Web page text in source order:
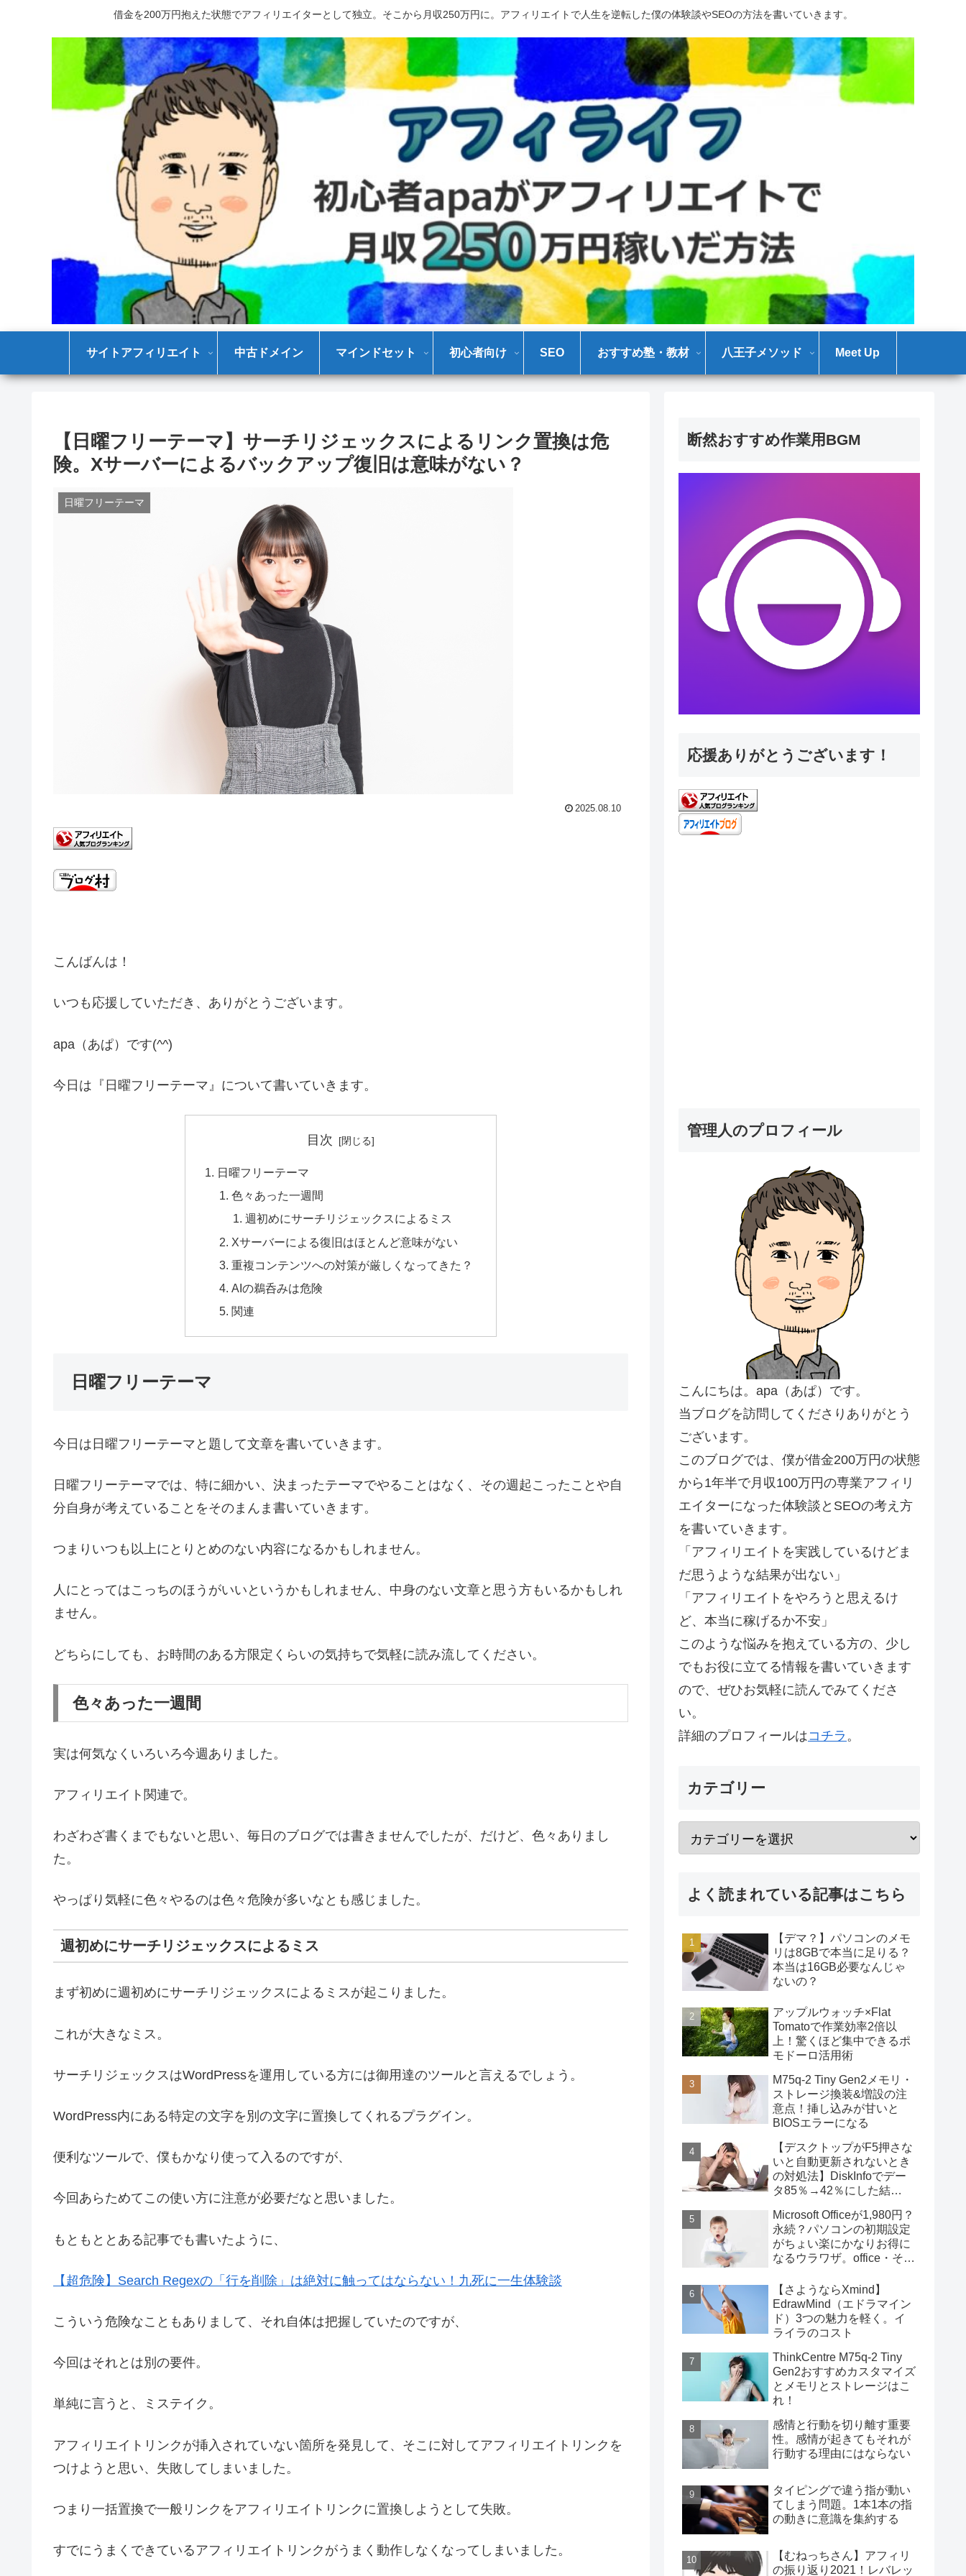
借金を200万円抱えた状態でアフィリエイターとして独立。そこから月収250万円に。アフィリエイトで人生を逆転した僕の体験談やSEOの方法を書いていきます。
サイトアフィリエイト 中古ドメイン マインドセット 初心者向け SEO おすすめ塾・教材 八王子メソッド Meet Up
【日曜フリーテーマ】サーチリジェックスによるリンク置換は危
険。Xサーバーによるバックアップ復旧は意味がない？
日曜フリーテーマ
2025.08.10
こんばんは！
いつも応援していただき、ありがとうございます。
apa（あぱ）です(^^)
今日は『日曜フリーテーマ』について書いていきます。
目次
日曜フリーテーマ
色々あった一週間
週初めにサーチリジェックスによるミス
Xサーバーによる復旧はほとんど意味がない
重複コンテンツへの対策が厳しくなってきた？
AIの鵜呑みは危険
関連
日曜フリーテーマ
今日は日曜フリーテーマと題して文章を書いていきます。
日曜フリーテーマでは、特に細かい、決まったテーマでやることはなく、その週起こったことや自
分自身が考えていることをそのまんま書いていきます。
つまりいつも以上にとりとめのない内容になるかもしれません。
人にとってはこっちのほうがいいというかもしれません、中身のない文章と思う方もいるかもしれ
ません。
どちらにしても、お時間のある方限定くらいの気持ちで気軽に読み流してください。
色々あった一週間
実は何気なくいろいろ今週ありました。
アフィリエイト関連で。
わざわざ書くまでもないと思い、毎日のブログでは書きませんでしたが、だけど、色々ありまし
た。
やっぱり気軽に色々やるのは色々危険が多いなとも感じました。
週初めにサーチリジェックスによるミス
まず初めに週初めにサーチリジェックスによるミスが起こりました。
これが大きなミス。
サーチリジェックスはWordPressを運用している方には御用達のツールと言えるでしょう。
WordPress内にある特定の文字を別の文字に置換してくれるプラグイン。
便利なツールで、僕もかなり使って入るのですが、
今回あらためてこの使い方に注意が必要だなと思いました。
もともととある記事でも書いたように、
【超危険】Search Regexの「行を削除」は絶対に触ってはならない！九死に一生体験談
こういう危険なこともありまして、それ自体は把握していたのですが、
今回はそれとは別の要件。
単純に言うと、ミステイク。
アフィリエイトリンクが挿入されていない箇所を発見して、そこに対してアフィリエイトリンクを
つけようと思い、失敗してしまいました。
つまり一括置換で一般リンクをアフィリエイトリンクに置換しようとして失敗。
すでにうまくできているアフィリエイトリンクがうまく動作しなくなってしまいました。
断然おすすめ作業用BGM
応援ありがとうございます！
管理人のプロフィール
こんにちは。apa（あぱ）です。
当ブログを訪問してくださりありがとう
ございます。
このブログでは、僕が借金200万円の状態
から1年半で月収100万円の専業アフィリ
エイターになった体験談とSEOの考え方
を書いていきます。
「アフィリエイトを実践しているけどま
だ思うような結果が出ない」
「アフィリエイトをやろうと思えるけ
ど、本当に稼げるか不安」
このような悩みを抱えている方の、少し
でもお役に立てる情報を書いていきます
ので、ぜひお気軽に読んでみてくださ
い。
詳細のプロフィールはコチラ 。
カテゴリー
よく読まれている記事はこちら
【デマ？】パソコンのメモ
リは8GBで本当に足りる？
本当は16GB必要なんじゃ
ないの？
アップルウォッチ×Flat
Tomatoで作業効率2倍以
上！驚くほど集中できるポ
モドーロ活用術
M75q-2 Tiny Gen2メモリ・
ストレージ換装&増設の注
意点！挿し込みが甘いと
BIOSエラーになる
【デスクトップがF5押さな
いと自動更新されないとき
の対処法】DiskInfoでデー
タ85％→42％にした結
Microsoft Officeが1,980円？
永続？パソコンの初期設定
がちょい楽にかなりお得に
なるウラワザ。office・その
【さようならXmind】
EdrawMind（エドラマイン
ド）3つの魅力を軽く。イ
ライラのコスト
ThinkCentre M75q-2 Tiny
Gen2おすすめカスタマイズ
とメモリとストレージはこ
れ！
感情と行動を切り離す重要
性。感情が起きてもそれが
行動する理由にはならない
タイピングで違う指が動い
てしまう問題。1本1本の指
の動きに意識を集約する
【むねっちさん】アフィリ
の振り返り2021！レバレッ